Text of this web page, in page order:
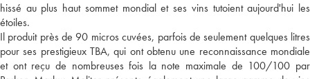
hissé au plus haut sommet mondial et ses vins tutoient aujourd'hui les
étoiles.
Il produit près de 90 micros cuvées, parfois de seulement quelques litres
pour ses prestigieux TBA, qui ont obtenu une reconnaissance mondiale
et ont reçu de nombreuses fois la note maximale de 100/100 par